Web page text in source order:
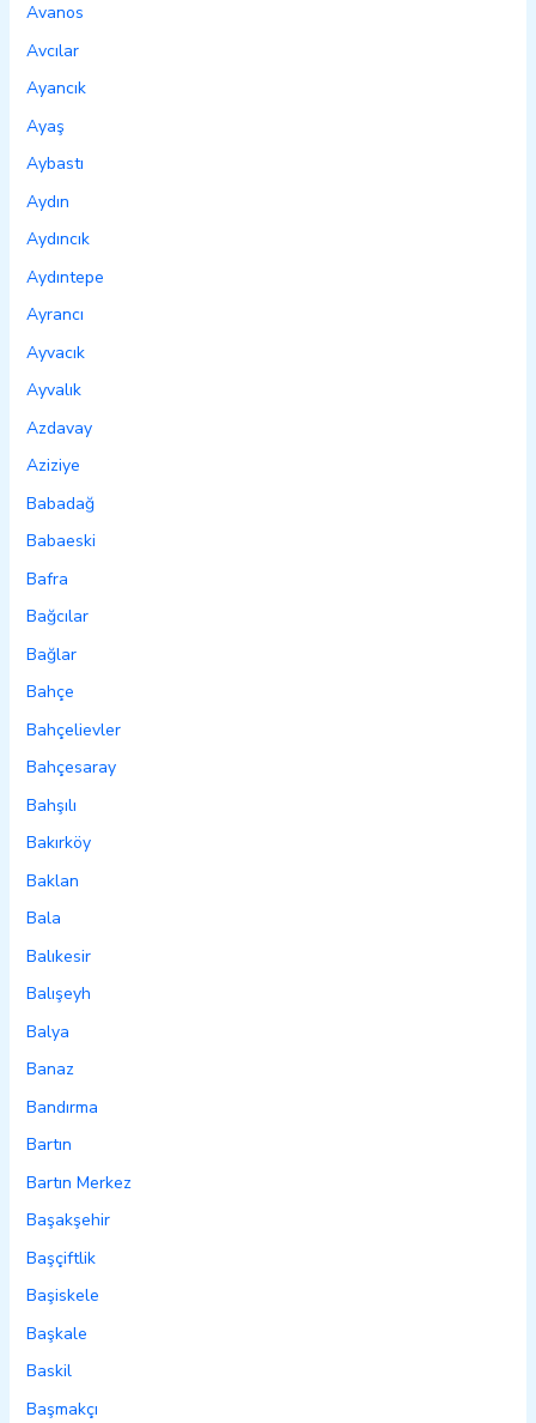
Avanos
Avcılar
Ayancık
Ayaş
Aybastı
Aydın
Aydıncık
Aydıntepe
Ayrancı
Ayvacık
Ayvalık
Azdavay
Aziziye
Babadağ
Babaeski
Bafra
Bağcılar
Bağlar
Bahçe
Bahçelievler
Bahçesaray
Bahşılı
Bakırköy
Baklan
Bala
Balıkesir
Balışeyh
Balya
Banaz
Bandırma
Bartın
Bartın Merkez
Başakşehir
Başçiftlik
Başiskele
Başkale
Baskil
Başmakçı